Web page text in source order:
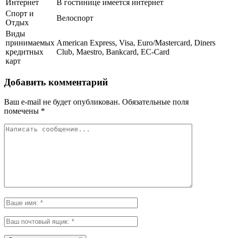
Интернет
В гостинице имеется интернет
Спорт и
Отдых
Велоспорт
Виды
принимаемых
кредитных
карт
American Express, Visa, Euro/Mastercard, Diners
Club, Maestro, Bankcard, EC-Card
Добавить комментарий
Ваш e-mail не будет опубликован. Обязательные поля
помечены *